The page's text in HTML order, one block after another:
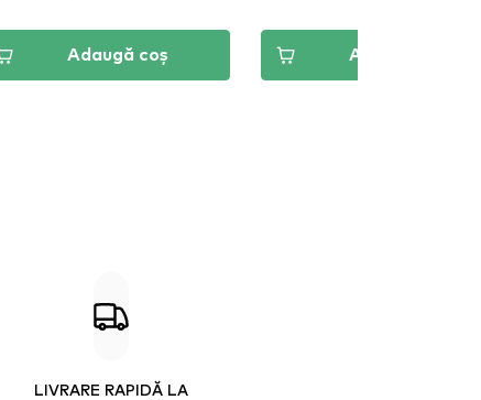
Adaugă coș Adaugă coș
LIVRARE RAPIDĂ LA